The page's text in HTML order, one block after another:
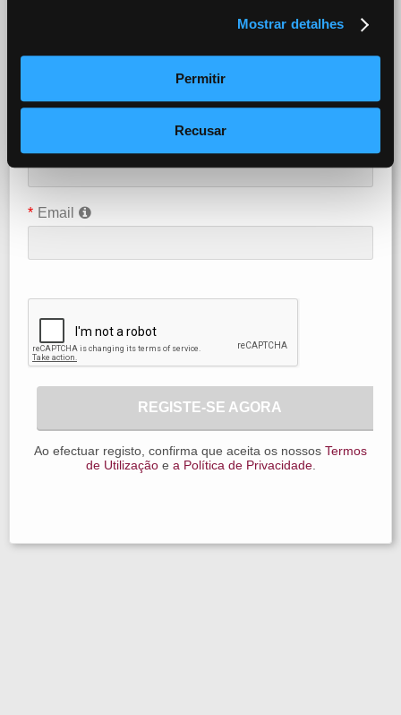
Mostrar detalhes
Permitir
Recusar
* Email
REGISTE-SE AGORA
Ao efectuar registo, confirma que aceita os nossos Termos
de Utilizaçãoe a Política de Privacidade.